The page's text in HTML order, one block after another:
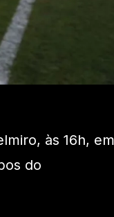
às 16h, em
do